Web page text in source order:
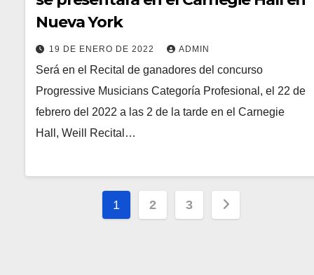
Nueva York
19 DE ENERO DE 2022 ADMIN
Será en el Recital de ganadores del concurso
Progressive Musicians Categoría Profesional, el 22 de
febrero del 2022 a las 2 de la tarde en el Carnegie
Hall, Weill Recital…
Paginación
1 2 3